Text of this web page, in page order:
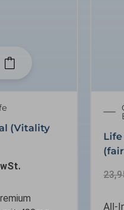
(Vitality
Life
All-